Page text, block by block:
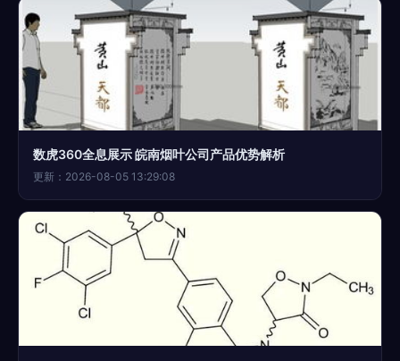
数虎360全息展示 皖南烟叶公司产品优势解析
更新：2026-08-05 13:29:08